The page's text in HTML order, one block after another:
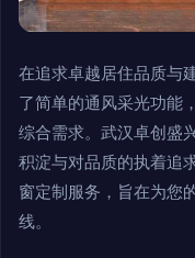
在追求卓越居住品质与
了简单的通风采光功能
综合需求。武汉卓创盛
积淀与对品质的执着追
窗定制服务，旨在为您
线。